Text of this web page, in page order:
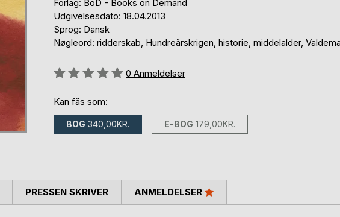
Forlag: BoD - Books on Demand
Udgivelsesdato: 18.04.2013
Sprog: Dansk
Nøgleord: ridderskab, Hundreårskrigen, historie, middelalder,
Anmeldelse::
0 Anmeldelser
Kan fås som:
BOG 340,00KR. E-BOG 179,00KR.
PRESSEN SKRIVER ANMELDELSER